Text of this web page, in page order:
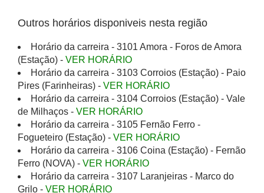
Outros horários disponiveis nesta região
Horário da carreira - 3101 Amora - Foros de Amora
(Estação) - VER HORÁRIO
Horário da carreira - 3103 Corroios (Estação) - Paio
Pires (Farinheiras) - VER HORÁRIO
Horário da carreira - 3104 Corroios (Estação) - Vale
de Milhaços - VER HORÁRIO
Horário da carreira - 3105 Fernão Ferro -
Fogueteiro (Estação) - VER HORÁRIO
Horário da carreira - 3106 Coina (Estação) - Fernão
Ferro (NOVA) - VER HORÁRIO
Horário da carreira - 3107 Laranjeiras - Marco do
Grilo - VER HORÁRIO